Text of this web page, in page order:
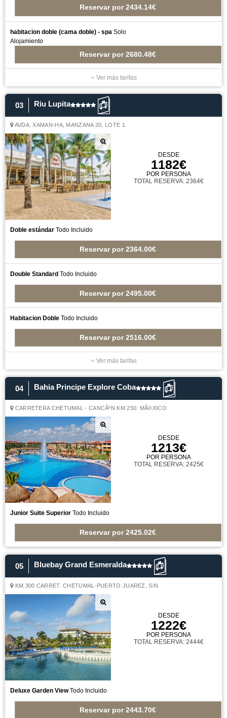
Reservar por 2434.14€
habitacion doble (cama doble) - spa Solo
Alojamiento
Reservar por 2680.48€
Ver más tarifas
03 Riu Lupita
AVDA. XAMAN-HA, MANZANA 20, LOTE 1
DESDE
1182€
POR PERSONA
TOTAL RESERVA: 2364€
Doble estándar Todo Incluido
Reservar por 2364.00€
Double Standard Todo Incluido
Reservar por 2495.00€
Habitacion Doble Todo Incluido
Reservar por 2516.00€
Ver más tarifas
04 Bahia Principe Explore Coba
CARRETERA CHETUMAL - CANCÃºN KM 250. MÃ©XICO
DESDE
1213€
POR PERSONA
TOTAL RESERVA: 2425€
Junior Suite Superior Todo Incluido
Reservar por 2425.02€
05 Bluebay Grand Esmeralda
KM.300 CARRET. CHETUMAL-PUERTO JUAREZ, S/N
DESDE
1222€
POR PERSONA
TOTAL RESERVA: 2444€
Deluxe Garden ViewTodo Incluido
Reservar por 2443.70€